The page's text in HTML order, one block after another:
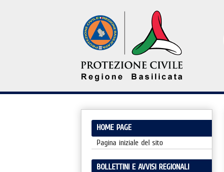
HOME PAGE
Pagina iniziale del sito
BOLLETTINI E AVVISI REGIONALI